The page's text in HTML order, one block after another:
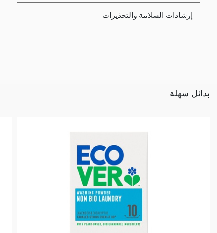
إرشادات السلامة والتحذيرات
بدائل سهلة